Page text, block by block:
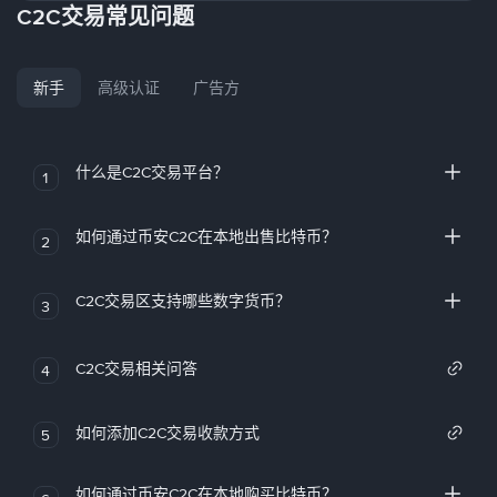
C2C交易常见问题
新手 高级认证 广告方
1 什么是C2C交易平台？
2 如何通过币安C2C在本地出售比特币？
3 C2C交易区支持哪些数字货币？
4 C2C交易相关问答
5 如何添加C2C交易收款方式